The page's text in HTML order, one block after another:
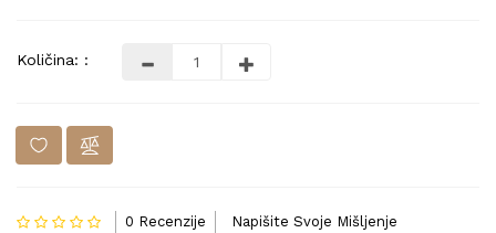
Količina: :
0 Recenzije Napišite Svoje Mišljenje